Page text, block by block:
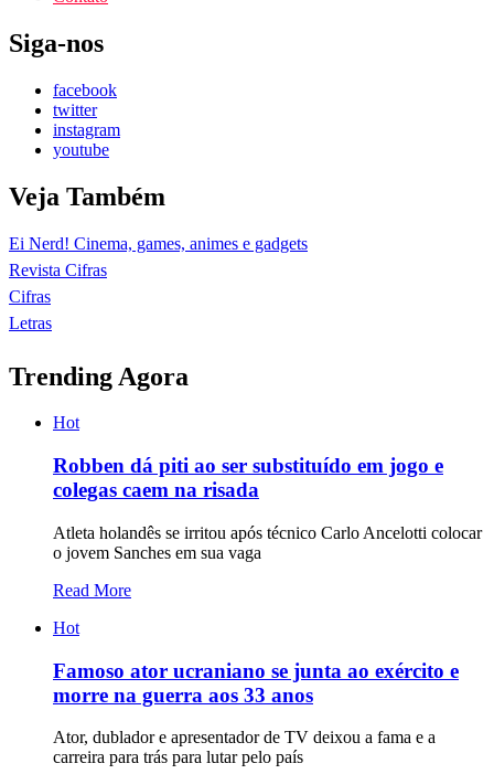
Siga-nos
facebook
twitter
instagram
youtube
Veja Também
Ei Nerd! Cinema, games, animes e gadgets
Revista Cifras
Cifras
Letras
Trending Agora
Hot
Robben dá piti ao ser substituído em jogo e
colegas caem na risada
Atleta holandês se irritou após técnico Carlo Ancelotti colocar
o jovem Sanches em sua vaga
Read More
Hot
Famoso ator ucraniano se junta ao exército e
morre na guerra aos 33 anos
Ator, dublador e apresentador de TV deixou a fama e a
carreira para trás para lutar pelo país